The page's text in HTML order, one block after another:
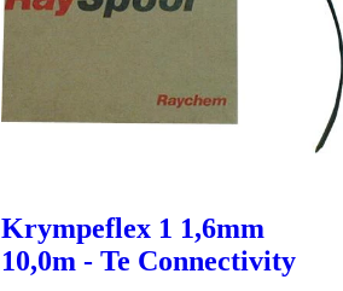
Krympeflex 1 1,6mm
10,0m - Te Connectivity